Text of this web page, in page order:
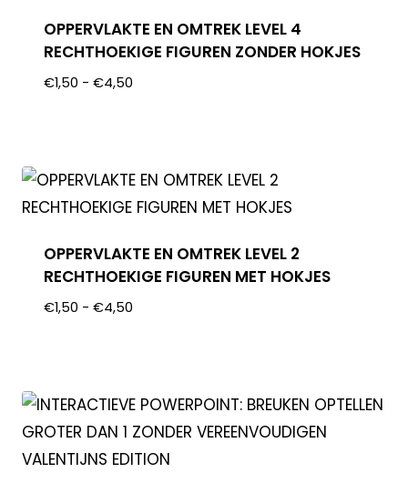
OPPERVLAKTE EN OMTREK LEVEL 4
RECHTHOEKIGE FIGUREN ZONDER HOKJES
€1,50 - €4,50
OPPERVLAKTE EN OMTREK LEVEL 2
RECHTHOEKIGE FIGUREN MET HOKJES
€1,50 - €4,50